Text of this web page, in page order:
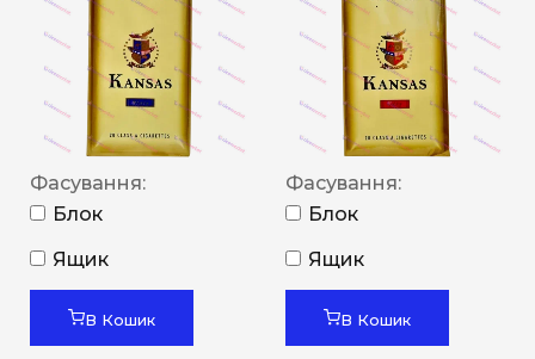
Фасування:
Блок
Ящик
В Кошик
Фасування:
Блок
Ящик
В Кошик